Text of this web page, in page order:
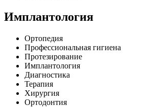
Имплантология
Ортопедия
Профессиональная гигиена
Протезирование
Имплантология
Диагностика
Терапия
Хирургия
Ортодонтия